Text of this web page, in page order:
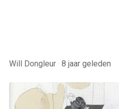
Will Dongleur · 8 jaar geleden